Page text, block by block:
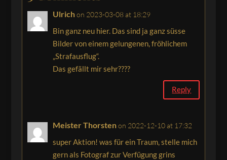
Ulrich on 2023-03-08 at 18:29
Bin ganz neu hier. Das sind ja ganz süsse
Bilder von einem gelungenen, fröhlichem
„Strafausflug“.
Das gefällt mir sehr????
Reply
Meister Thorsten on 2022-12-10 at 17:32
super Aktion! was für ein Traum, stelle mich
gern als Fotograf zur Verfügung grins